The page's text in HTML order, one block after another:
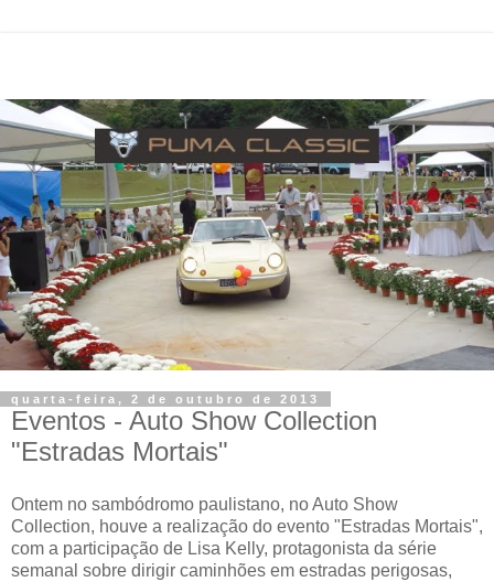
quarta-feira, 2 de outubro de 2013
Eventos - Auto Show Collection
"Estradas Mortais"
Ontem no sambódromo paulistano, no Auto Show
Collection, houve a realização do evento "Estradas Mortais",
com a participação de Lisa Kelly, protagonista da série
semanal sobre dirigir caminhões em estradas perigosas,